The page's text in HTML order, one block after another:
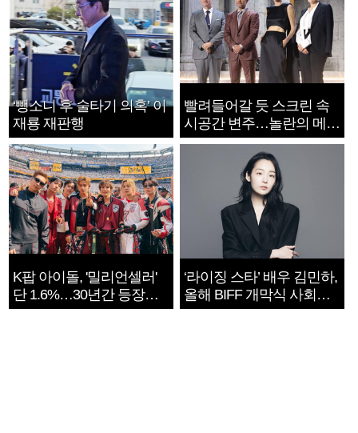
‘뺑소니 후 술타기 의혹’ 이
재룡 재판행
빨려들어갈 듯 스크린 속
시공간 변주…놀란의 메시
지는 ‘전쟁 속죄’
K팝 아이돌, '밀리언셀러'
단 1.6%…30년간 등장
1182개팀 전수조사
‘라이징 스타’ 배우 김민하,
올해 BIFF 개막식 사회자
확정